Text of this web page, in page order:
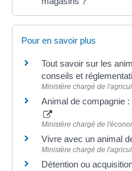
Pour en savoir plus
Tout savoir sur les
conseils et
Ministère chargé de
Animal de compagnie
Ministère chargé de
Vivre avec un animal
Ministère chargé de
Détention ou